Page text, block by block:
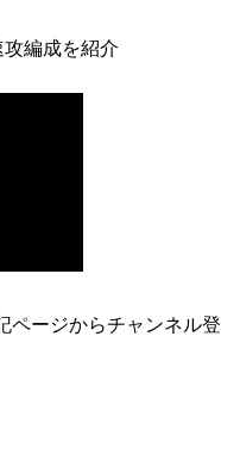
編成を紹介
ページからチャンネル登